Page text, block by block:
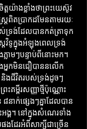
យ៉ាងខ្លាំងថាព្រះយេស៊ូវ
រពិតប្រាកដមែនតាមរយៈ
ទ្រង់ដែលបានកត់ត្រាទុក
រវិទូក្នុងអំឡុងពេលទ្រង់
ាមៗបន្ទាប់ពីនោះមក។
នកមិនជឿបាននលើក
ងជីវិតរបស់ទ្រង់ដូចៗ
រះគម្ពីរសញ្ញាថ្មីប៉ុណ្ណោះ
នាក់ផ្សេងៗគ្នាដែលបាន
អង្គ។ នៅក្នុងសំណេរទាំង
ដែរអំពីសាក្សីជាច្រើន